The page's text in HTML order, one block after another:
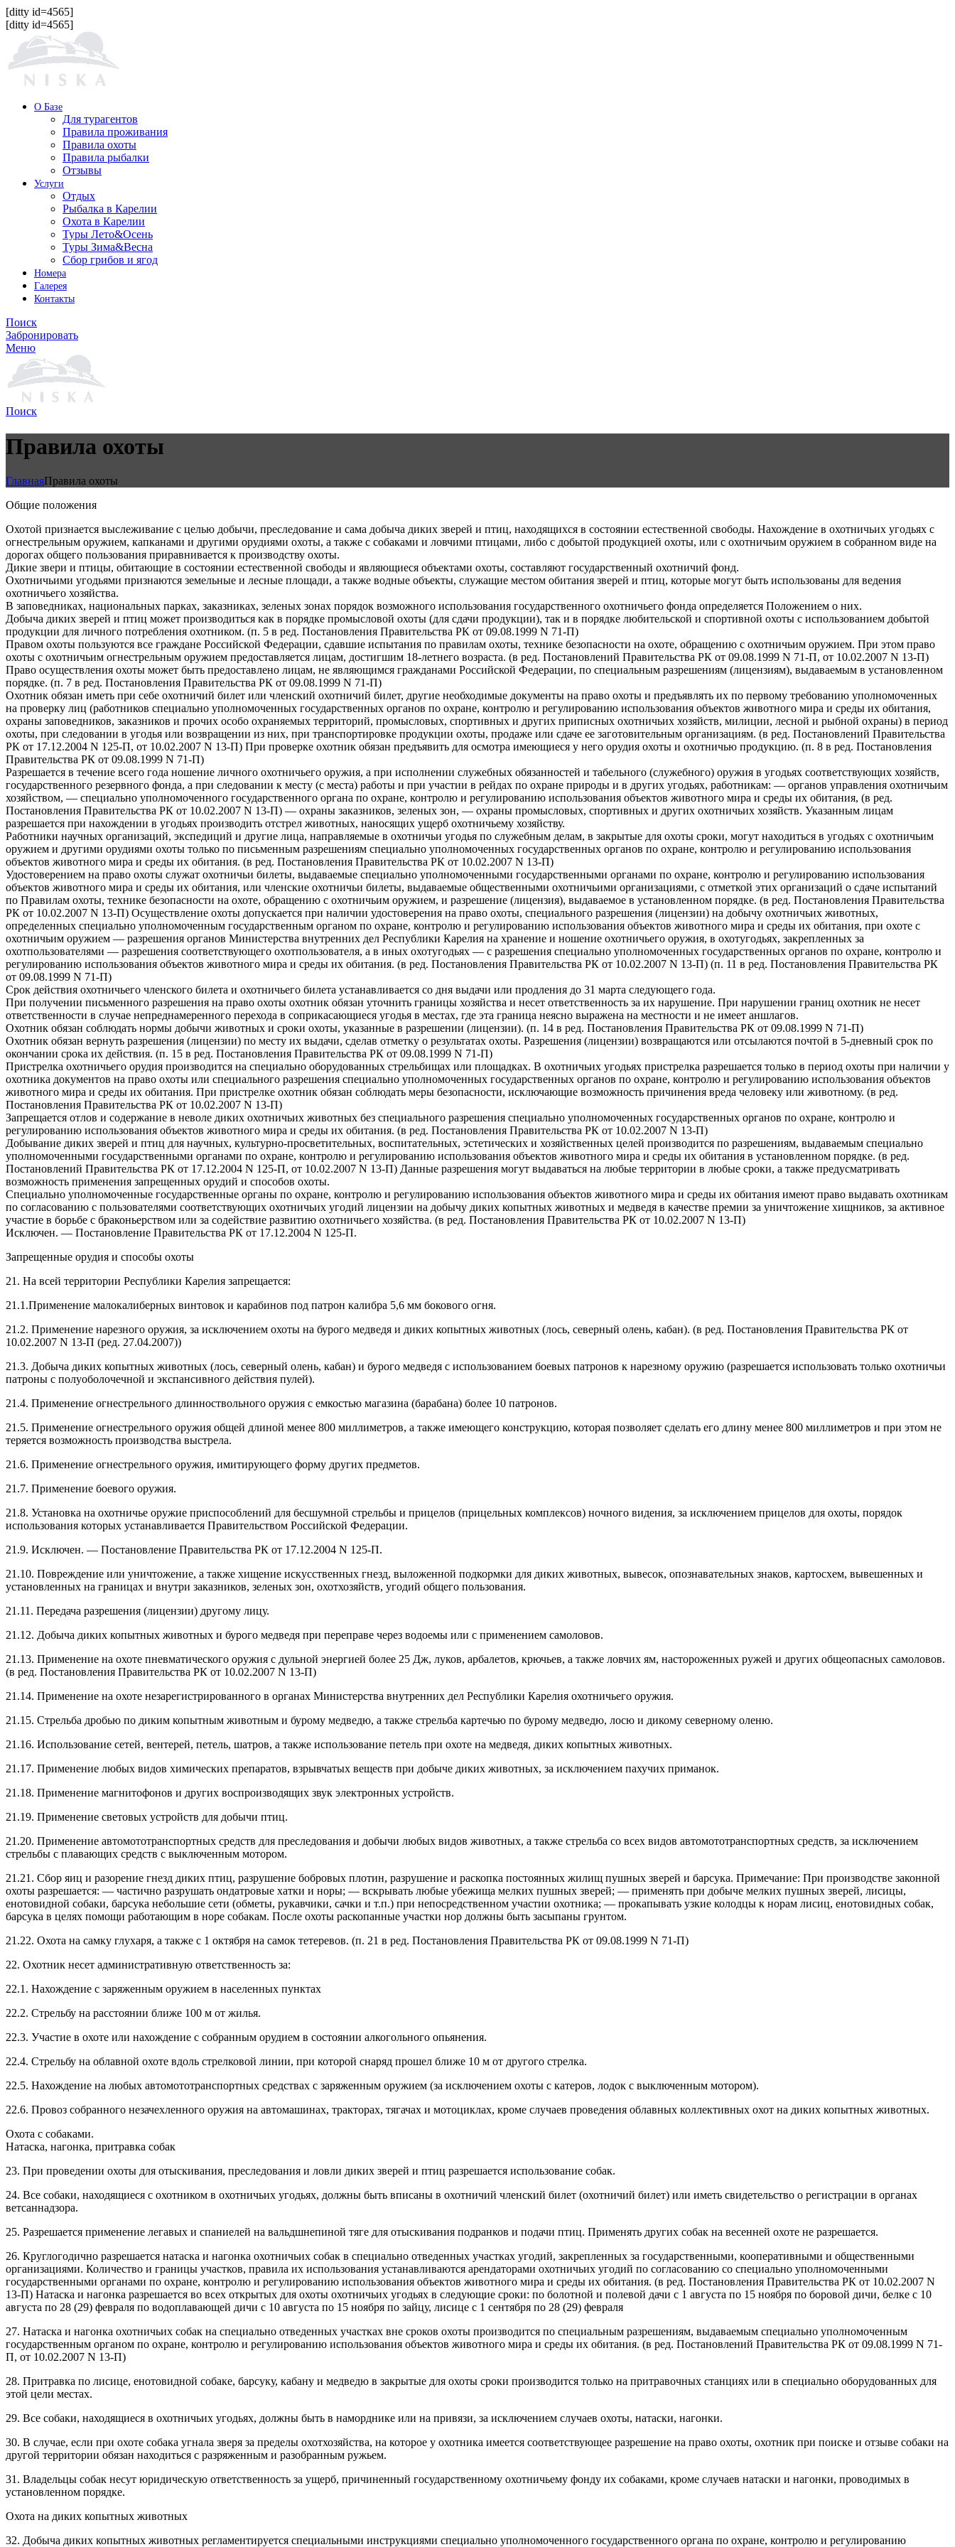
[ditty id=4565]
[ditty id=4565]
О Базе
Для турагентов
Правила проживания
Правила охоты
Правила рыбалки
Отзывы
Услуги
Отдых
Рыбалка в Карелии
Охота в Карелии
Туры Лето&Осень
Туры Зима&Весна
Сбор грибов и ягод
Номера
Галерея
Контакты
Поиск
Забронировать
Меню
Поиск
Правила охоты
ГлавнаяПравила охоты
Общие положения
Охотой признается выслеживание с целью добычи, преследование и сама добыча диких зверей и птиц, находящихся в состоянии естественной свободы. Нахождение в охотничьих угодьях с
огнестрельным оружием, капканами и другими орудиями охоты, а также с собаками и ловчими птицами, либо с добытой продукцией охоты, или с охотничьим оружием в собранном виде на
дорогах общего пользования приравнивается к производству охоты.
Дикие звери и птицы, обитающие в состоянии естественной свободы и являющиеся объектами охоты, составляют государственный охотничий фонд.
Охотничьими угодьями признаются земельные и лесные площади, а также водные объекты, служащие местом обитания зверей и птиц, которые могут быть использованы для ведения
охотничьего хозяйства.
В заповедниках, национальных парках, заказниках, зеленых зонах порядок возможного использования государственного охотничьего фонда определяется Положением о них.
Добыча диких зверей и птиц может производиться как в порядке промысловой охоты (для сдачи продукции), так и в порядке любительской и спортивной охоты с использованием добытой
продукции для личного потребления охотником. (п. 5 в ред. Постановления Правительства РК от 09.08.1999 N 71-П)
Правом охоты пользуются все граждане Российской Федерации, сдавшие испытания по правилам охоты, технике безопасности на охоте, обращению с охотничьим оружием. При этом право
охоты с охотничьим огнестрельным оружием предоставляется лицам, достигшим 18-летнего возраста. (в ред. Постановлений Правительства РК от 09.08.1999 N 71-П, от 10.02.2007 N 13-П)
Право осуществления охоты может быть предоставлено лицам, не являющимся гражданами Российской Федерации, по специальным разрешениям (лицензиям), выдаваемым в установленном
порядке. (п. 7 в ред. Постановления Правительства РК от 09.08.1999 N 71-П)
Охотник обязан иметь при себе охотничий билет или членский охотничий билет, другие необходимые документы на право охоты и предъявлять их по первому требованию уполномоченных
на проверку лиц (работников специально уполномоченных государственных органов по охране, контролю и регулированию использования объектов животного мира и среды их обитания,
охраны заповедников, заказников и прочих особо охраняемых территорий, промысловых, спортивных и других приписных охотничьих хозяйств, милиции, лесной и рыбной охраны) в период
охоты, при следовании в угодья или возвращении из них, при транспортировке продукции охоты, продаже или сдаче ее заготовительным организациям. (в ред. Постановлений Правительства
РК от 17.12.2004 N 125-П, от 10.02.2007 N 13-П) При проверке охотник обязан предъявить для осмотра имеющиеся у него орудия охоты и охотничью продукцию. (п. 8 в ред. Постановления
Правительства РК от 09.08.1999 N 71-П)
Разрешается в течение всего года ношение личного охотничьего оружия, а при исполнении служебных обязанностей и табельного (служебного) оружия в угодьях соответствующих хозяйств,
государственного резервного фонда, а при следовании к месту (с места) работы и при участии в рейдах по охране природы и в других угодьях, работникам: — органов управления охотничьим
хозяйством, — специально уполномоченного государственного органа по охране, контролю и регулированию использования объектов животного мира и среды их обитания, (в ред.
Постановления Правительства РК от 10.02.2007 N 13-П) — охраны заказников, зеленых зон, — охраны промысловых, спортивных и других охотничьих хозяйств. Указанным лицам
разрешается при нахождении в угодьях производить отстрел животных, наносящих ущерб охотничьему хозяйству.
Работники научных организаций, экспедиций и другие лица, направляемые в охотничьи угодья по служебным делам, в закрытые для охоты сроки, могут находиться в угодьях с охотничьим
оружием и другими орудиями охоты только по письменным разрешениям специально уполномоченных государственных органов по охране, контролю и регулированию использования
объектов животного мира и среды их обитания. (в ред. Постановления Правительства РК от 10.02.2007 N 13-П)
Удостоверением на право охоты служат охотничьи билеты, выдаваемые специально уполномоченными государственными органами по охране, контролю и регулированию использования
объектов животного мира и среды их обитания, или членские охотничьи билеты, выдаваемые общественными охотничьими организациями, с отметкой этих организаций о сдаче испытаний
по Правилам охоты, технике безопасности на охоте, обращению с охотничьим оружием, и разрешение (лицензия), выдаваемое в установленном порядке. (в ред. Постановления Правительства
РК от 10.02.2007 N 13-П) Осуществление охоты допускается при наличии удостоверения на право охоты, специального разрешения (лицензии) на добычу охотничьих животных,
определенных специально уполномоченным государственным органом по охране, контролю и регулированию использования объектов животного мира и среды их обитания, при охоте с
охотничьим оружием — разрешения органов Министерства внутренних дел Республики Карелия на хранение и ношение охотничьего оружия, в охотугодьях, закрепленных за
охотпользователями — разрешения соответствующего охотпользователя, а в иных охотугодьях — с разрешения специально уполномоченных государственных органов по охране, контролю и
регулированию использования объектов животного мира и среды их обитания. (в ред. Постановления Правительства РК от 10.02.2007 N 13-П) (п. 11 в ред. Постановления Правительства РК
от 09.08.1999 N 71-П)
Срок действия охотничьего членского билета и охотничьего билета устанавливается со дня выдачи или продления до 31 марта следующего года.
При получении письменного разрешения на право охоты охотник обязан уточнить границы хозяйства и несет ответственность за их нарушение. При нарушении границ охотник не несет
ответственности в случае непреднамеренного перехода в соприкасающиеся угодья в местах, где эта граница неясно выражена на местности и не имеет аншлагов.
Охотник обязан соблюдать нормы добычи животных и сроки охоты, указанные в разрешении (лицензии). (п. 14 в ред. Постановления Правительства РК от 09.08.1999 N 71-П)
Охотник обязан вернуть разрешения (лицензии) по месту их выдачи, сделав отметку о результатах охоты. Разрешения (лицензии) возвращаются или отсылаются почтой в 5-дневный срок по
окончании срока их действия. (п. 15 в ред. Постановления Правительства РК от 09.08.1999 N 71-П)
Пристрелка охотничьего орудия производится на специально оборудованных стрельбищах или площадках. В охотничьих угодьях пристрелка разрешается только в период охоты при наличии у
охотника документов на право охоты или специального разрешения специально уполномоченных государственных органов по охране, контролю и регулированию использования объектов
животного мира и среды их обитания. При пристрелке охотник обязан соблюдать меры безопасности, исключающие возможность причинения вреда человеку или животному. (в ред.
Постановления Правительства РК от 10.02.2007 N 13-П)
Запрещается отлов и содержание в неволе диких охотничьих животных без специального разрешения специально уполномоченных государственных органов по охране, контролю и
регулированию использования объектов животного мира и среды их обитания. (в ред. Постановления Правительства РК от 10.02.2007 N 13-П)
Добывание диких зверей и птиц для научных, культурно-просветительных, воспитательных, эстетических и хозяйственных целей производится по разрешениям, выдаваемым специально
уполномоченными государственными органами по охране, контролю и регулированию использования объектов животного мира и среды их обитания в установленном порядке. (в ред.
Постановлений Правительства РК от 17.12.2004 N 125-П, от 10.02.2007 N 13-П) Данные разрешения могут выдаваться на любые территории в любые сроки, а также предусматривать
возможность применения запрещенных орудий и способов охоты.
Специально уполномоченные государственные органы по охране, контролю и регулированию использования объектов животного мира и среды их обитания имеют право выдавать охотникам
по согласованию с пользователями соответствующих охотничьих угодий лицензии на добычу диких копытных животных и медведя в качестве премии за уничтожение хищников, за активное
участие в борьбе с браконьерством или за содействие развитию охотничьего хозяйства. (в ред. Постановления Правительства РК от 10.02.2007 N 13-П)
Исключен. — Постановление Правительства РК от 17.12.2004 N 125-П.
Запрещенные орудия и способы охоты
21. На всей территории Республики Карелия запрещается:
21.1.Применение малокалиберных винтовок и карабинов под патрон калибра 5,6 мм бокового огня.
21.2. Применение нарезного оружия, за исключением охоты на бурого медведя и диких копытных животных (лось, северный олень, кабан). (в ред. Постановления Правительства РК от
10.02.2007 N 13-П (ред. 27.04.2007))
21.3. Добыча диких копытных животных (лось, северный олень, кабан) и бурого медведя с использованием боевых патронов к нарезному оружию (разрешается использовать только охотничьи
патроны с полуоболочечной и экспансивного действия пулей).
21.4. Применение огнестрельного длинноствольного оружия с емкостью магазина (барабана) более 10 патронов.
21.5. Применение огнестрельного оружия общей длиной менее 800 миллиметров, а также имеющего конструкцию, которая позволяет сделать его длину менее 800 миллиметров и при этом не
теряется возможность производства выстрела.
21.6. Применение огнестрельного оружия, имитирующего форму других предметов.
21.7. Применение боевого оружия.
21.8. Установка на охотничье оружие приспособлений для бесшумной стрельбы и прицелов (прицельных комплексов) ночного видения, за исключением прицелов для охоты, порядок
использования которых устанавливается Правительством Российской Федерации.
21.9. Исключен. — Постановление Правительства РК от 17.12.2004 N 125-П.
21.10. Повреждение или уничтожение, а также хищение искусственных гнезд, выложенной подкормки для диких животных, вывесок, опознавательных знаков, картосхем, вывешенных и
установленных на границах и внутри заказников, зеленых зон, охотхозяйств, угодий общего пользования.
21.11. Передача разрешения (лицензии) другому лицу.
21.12. Добыча диких копытных животных и бурого медведя при переправе через водоемы или с применением самоловов.
21.13. Применение на охоте пневматического оружия с дульной энергией более 25 Дж, луков, арбалетов, крючьев, а также ловчих ям, настороженных ружей и других общеопасных самоловов.
(в ред. Постановления Правительства РК от 10.02.2007 N 13-П)
21.14. Применение на охоте незарегистрированного в органах Министерства внутренних дел Республики Карелия охотничьего оружия.
21.15. Стрельба дробью по диким копытным животным и бурому медведю, а также стрельба картечью по бурому медведю, лосю и дикому северному оленю.
21.16. Использование сетей, вентерей, петель, шатров, а также использование петель при охоте на медведя, диких копытных животных.
21.17. Применение любых видов химических препаратов, взрывчатых веществ при добыче диких животных, за исключением пахучих приманок.
21.18. Применение магнитофонов и других воспроизводящих звук электронных устройств.
21.19. Применение световых устройств для добычи птиц.
21.20. Применение автомототранспортных средств для преследования и добычи любых видов животных, а также стрельба со всех видов автомототранспортных средств, за исключением
стрельбы с плавающих средств с выключенным мотором.
21.21. Сбор яиц и разорение гнезд диких птиц, разрушение бобровых плотин, разрушение и раскопка постоянных жилищ пушных зверей и барсука. Примечание: При производстве законной
охоты разрешается: — частично разрушать ондатровые хатки и норы; — вскрывать любые убежища мелких пушных зверей; — применять при добыче мелких пушных зверей, лисицы,
енотовидной собаки, барсука небольшие сети (обметы, рукавчики, сачки и т.п.) при непосредственном участии охотника; — прокапывать узкие колодцы к норам лисиц, енотовидных собак,
барсука в целях помощи работающим в норе собакам. После охоты раскопанные участки нор должны быть засыпаны грунтом.
21.22. Охота на самку глухаря, а также с 1 октября на самок тетеревов. (п. 21 в ред. Постановления Правительства РК от 09.08.1999 N 71-П)
22. Охотник несет административную ответственность за:
22.1. Нахождение с заряженным оружием в населенных пунктах
22.2. Стрельбу на расстоянии ближе 100 м от жилья.
22.3. Участие в охоте или нахождение с собранным орудием в состоянии алкогольного опьянения.
22.4. Стрельбу на облавной охоте вдоль стрелковой линии, при которой снаряд прошел ближе 10 м от другого стрелка.
22.5. Нахождение на любых автомототранспортных средствах с заряженным оружием (за исключением охоты с катеров, лодок с выключенным мотором).
22.6. Провоз собранного незачехленного оружия на автомашинах, тракторах, тягачах и мотоциклах, кроме случаев проведения облавных коллективных охот на диких копытных животных.
Охота с собаками.
Натаска, нагонка, притравка собак
23. При проведении охоты для отыскивания, преследования и ловли диких зверей и птиц разрешается использование собак.
24. Все собаки, находящиеся с охотником в охотничьих угодьях, должны быть вписаны в охотничий членский билет (охотничий билет) или иметь свидетельство о регистрации в органах
ветсаннадзора.
25. Разрешается применение легавых и спаниелей на вальдшнепиной тяге для отыскивания подранков и подачи птиц. Применять других собак на весенней охоте не разрешается.
26. Круглогодично разрешается натаска и нагонка охотничьих собак в специально отведенных участках угодий, закрепленных за государственными, кооперативными и общественными
организациями. Количество и границы участков, правила их использования устанавливаются арендаторами охотничьих угодий по согласованию со специально уполномоченными
государственными органами по охране, контролю и регулированию использования объектов животного мира и среды их обитания. (в ред. Постановления Правительства РК от 10.02.2007 N
13-П) Натаска и нагонка разрешается во всех открытых для охоты охотничьих угодьях в следующие сроки: по болотной и полевой дачи с 1 августа по 15 ноября по боровой дичи, белке с 10
августа по 28 (29) февраля по водоплавающей дичи с 10 августа по 15 ноября по зайцу, лисице с 1 сентября по 28 (29) февраля
27. Натаска и нагонка охотничьих собак на специально отведенных участках вне сроков охоты производится по специальным разрешениям, выдаваемым специально уполномоченным
государственным органом по охране, контролю и регулированию использования объектов животного мира и среды их обитания. (в ред. Постановлений Правительства РК от 09.08.1999 N 71-
П, от 10.02.2007 N 13-П)
28. Притравка по лисице, енотовидной собаке, барсуку, кабану и медведю в закрытые для охоты сроки производится только на притравочных станциях или в специально оборудованных для
этой цели местах.
29. Все собаки, находящиеся в охотничьих угодьях, должны быть в наморднике или на привязи, за исключением случаев охоты, натаски, нагонки.
30. В случае, если при охоте собака угнала зверя за пределы охотхозяйства, на которое у охотника имеется соответствующее разрешение на право охоты, охотник при поиске и отзыве собаки на
другой территории обязан находиться с разряженным и разобранным ружьем.
31. Владельцы собак несут юридическую ответственность за ущерб, причиненный государственному охотничьему фонду их собаками, кроме случаев натаски и нагонки, проводимых в
установленном порядке.
Охота на диких копытных животных
32. Добыча диких копытных животных регламентируется специальными инструкциями специально уполномоченного государственного органа по охране, контролю и регулированию